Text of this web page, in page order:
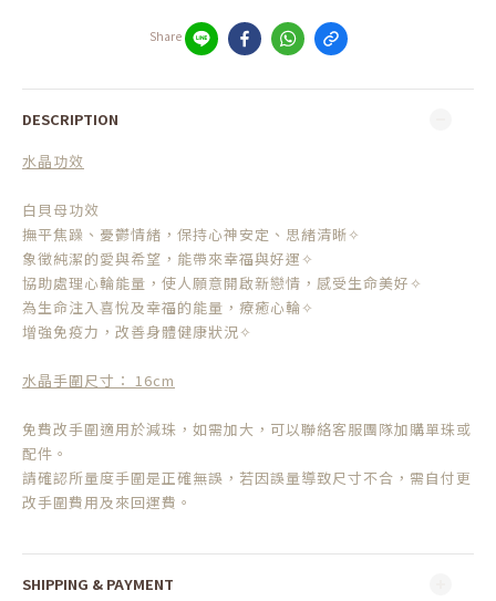
Share
DESCRIPTION
水晶功效
白貝母功效
撫平焦躁、憂鬱情緒，保持心神安定、思緒清晰✧
象徵純潔的愛與希望，能帶來幸福與好運 ✧
協助處理心輪能量，使人願意開啟新戀情，感受生命美好 ✧
為生命注入喜悅及幸福的能量，療癒心輪✧
增強免疫力，改善身體健康狀況✧
水晶手圍尺寸： 16cm
免費改手圍適用於減珠，如需加大，可以聯絡客服團隊加購單珠或
配件。
請確認所量度手圍是正確無誤，若因誤量導致尺寸不合，需自付更
改手圍費用及來回運費。
SHIPPING & PAYMENT